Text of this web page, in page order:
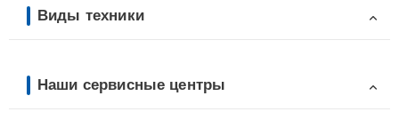
Виды техники
Наши сервисные центры